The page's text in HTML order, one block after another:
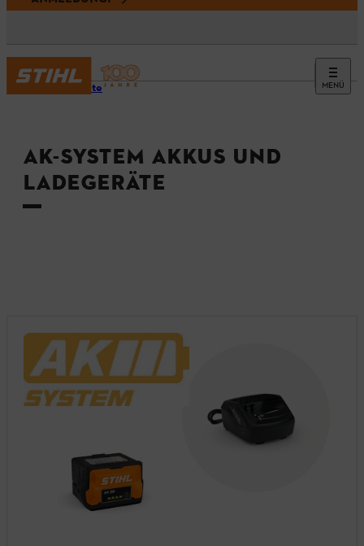
MENÜ
Startseite
AK-SYSTEM AKKUS UND
LADEGERÄTE